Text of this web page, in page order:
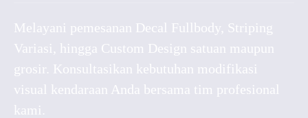
Melayani pemesanan Decal Fullbody, Striping
Variasi, hingga Custom Design satuan maupun
grosir. Konsultasikan kebutuhan modifikasi
visual kendaraan Anda bersama tim profesional
kami.